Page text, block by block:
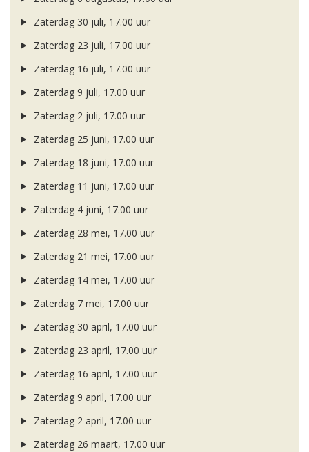
Zaterdag 30 juli, 17.00 uur
Zaterdag 23 juli, 17.00 uur
Zaterdag 16 juli, 17.00 uur
Zaterdag 9 juli, 17.00 uur
Zaterdag 2 juli, 17.00 uur
Zaterdag 25 juni, 17.00 uur
Zaterdag 18 juni, 17.00 uur
Zaterdag 11 juni, 17.00 uur
Zaterdag 4 juni, 17.00 uur
Zaterdag 28 mei, 17.00 uur
Zaterdag 21 mei, 17.00 uur
Zaterdag 14 mei, 17.00 uur
Zaterdag 7 mei, 17.00 uur
Zaterdag 30 april, 17.00 uur
Zaterdag 23 april, 17.00 uur
Zaterdag 16 april, 17.00 uur
Zaterdag 9 april, 17.00 uur
Zaterdag 2 april, 17.00 uur
Zaterdag 26 maart, 17.00 uur